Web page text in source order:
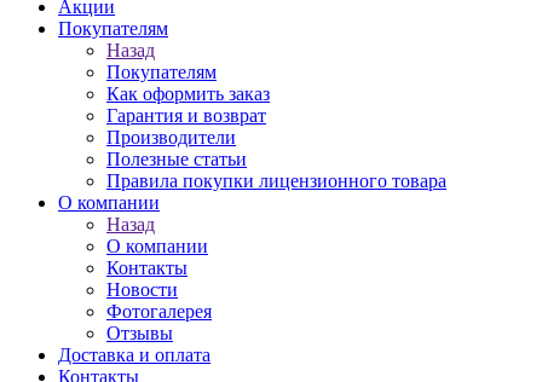
Акции
Покупателям
Назад
Покупателям
Как оформить заказ
Гарантия и возврат
Производители
Полезные статьи
Правила покупки лицензионного товара
О компании
Назад
О компании
Контакты
Новости
Фотогалерея
Отзывы
Доставка и оплата
Контакты